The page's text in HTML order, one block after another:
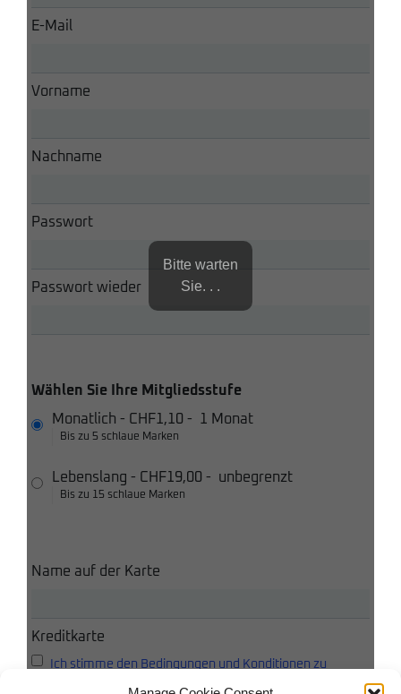
E-Mail
Vorname
Nachname
Passwort
Passwort wieder
Wählen Sie Ihre Mitgliedsstufe
Monatlich - CHF1,10 - 1 Monat
Bis zu 5 schlaue Marken
Lebenslang - CHF19,00 - unbegrenzt
Bis zu 15 schlaue Marken
Name auf der Karte
Kreditkarte
Ich stimme den Bedingungen und Konditionen zu
Bitte warten
Sie. . .